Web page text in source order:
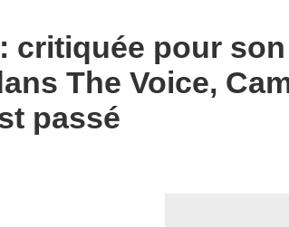
critiquée pour son
The Voice,
passé